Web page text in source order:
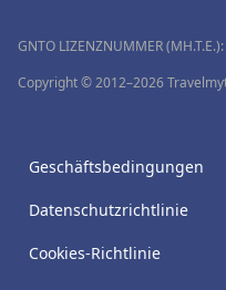
GNTO LIZENZNUMMER
Copyright © 2012–2026
Geschäftsbedingungen
Datenschutzrichtlinie
Cookies-Richtlinie